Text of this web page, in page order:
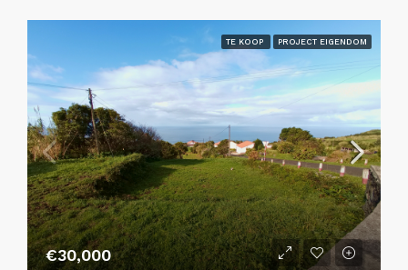
TE KOOP PROJECT EIGENDOM
€30,000